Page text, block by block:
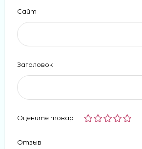
Сайт
Заголовок
Оцените товар
Отзыв